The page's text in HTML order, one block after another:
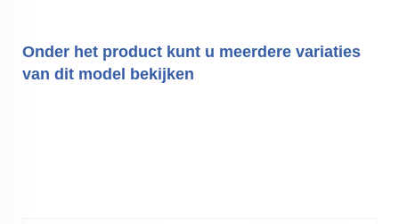
Onder het product kunt u meerdere variaties
van dit model bekijken